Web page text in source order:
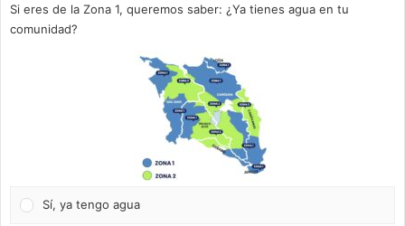
Si eres de la Zona 1, queremos saber: ¿Ya tienes agua en tu
comunidad?
Sí, ya tengo agua